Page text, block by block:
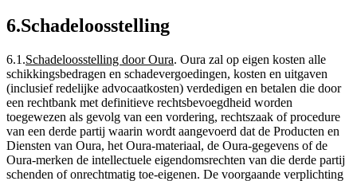
6.Schadeloosstelling
6.1 .Schadeloosstelling door Oura. Oura zal op eigen kosten alle
schikkingsbedragen en schadevergoedingen, kosten en uitgaven
(inclusief redelijke advocaatkosten) verdedigen en betalen die door
een rechtbank met definitieve rechtsbevoegdheid worden
toegewezen als gevolg van een vordering, rechtszaak of procedure
van een derde partij waarin wordt aangevoerd dat de Producten en
Diensten van Oura, het Oura-materiaal, de Oura-gegevens of de
Oura-merken de intellectuele eigendomsrechten van die derde partij
schenden of onrechtmatig toe-eigenen. De voorgaande verplichting